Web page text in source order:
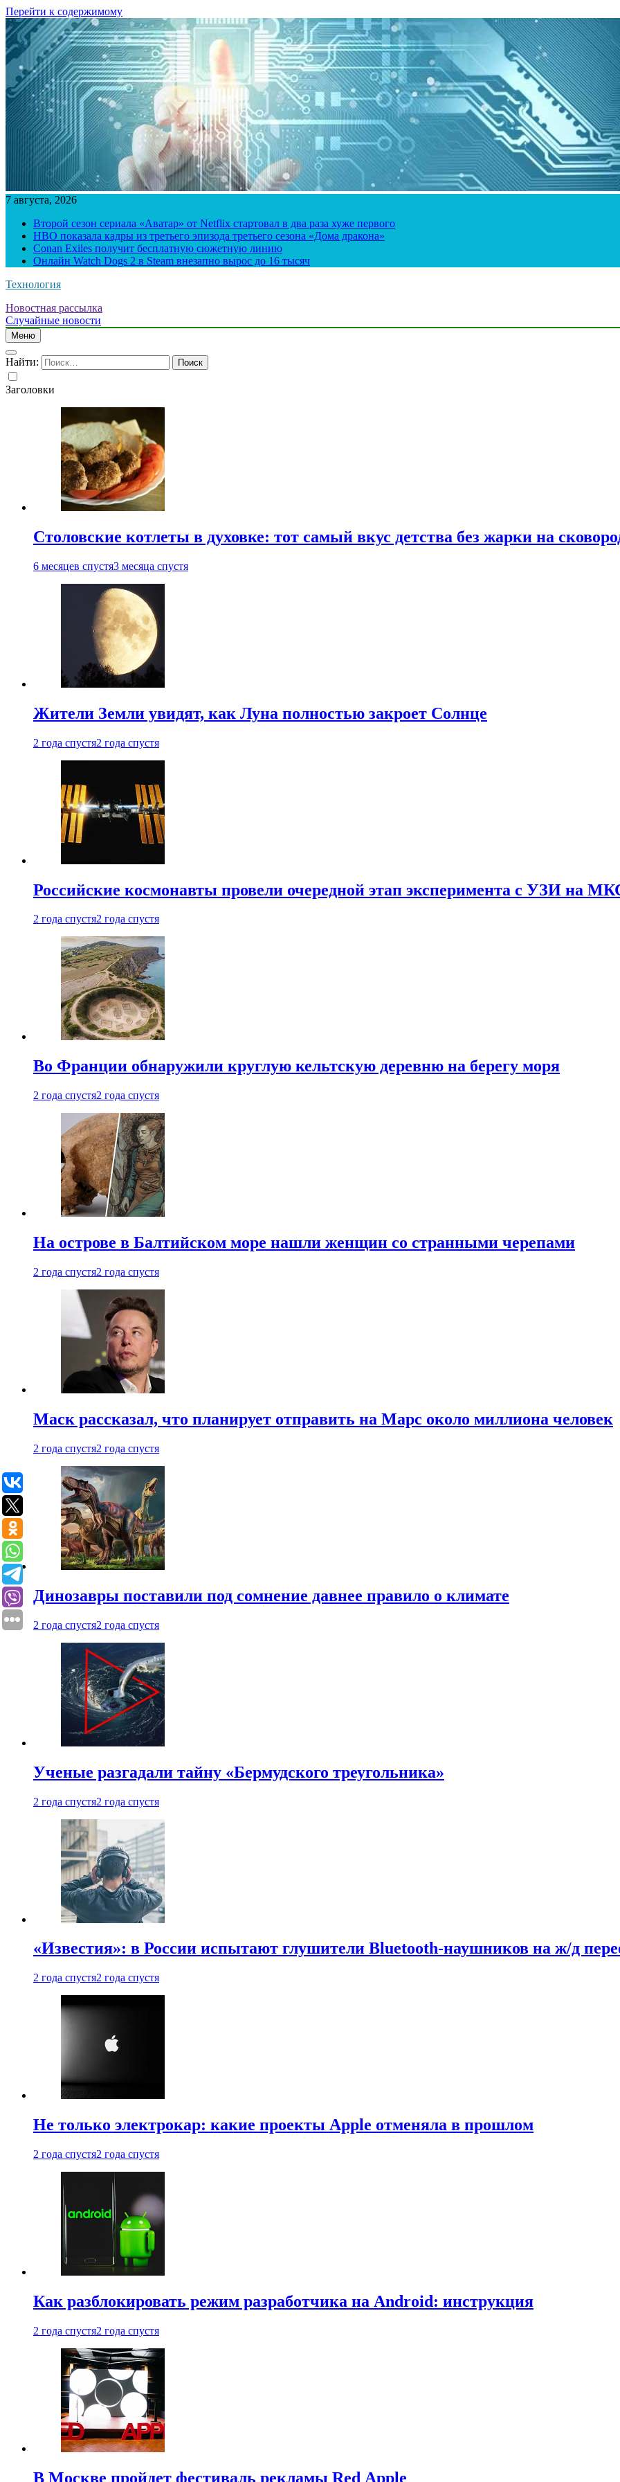
Перейти к содержимому
7 августа, 2026
Второй сезон сериала «Аватар» от Netflix стартовал в два раза хуже первого
HBO показала кадры из третьего эпизода третьего сезона «Дома дракона»
Conan Exiles получит бесплатную сюжетную линию
Онлайн Watch Dogs 2 в Steam внезапно вырос до 16 тысяч
Технология
Новостная рассылка
Случайные новости
Меню
Найти:
Заголовки
Столовские котлеты в духовке: тот самый вкус детства без жарки на
6 месяцев спустя3 месяца спустя
Жители Земли увидят, как Луна полностью закроет Солнце
2 года спустя2 года спустя
Российские космонавты провели очередной этап эксперимента с УЗИ на
2 года спустя2 года спустя
Во Франции обнаружили круглую кельтскую деревню на берегу моря
2 года спустя2 года спустя
На острове в Балтийском море нашли женщин со странными черепами
2 года спустя2 года спустя
Маск рассказал, что планирует отправить на Марс около миллиона человек
2 года спустя2 года спустя
Динозавры поставили под сомнение давнее правило о климате
2 года спустя2 года спустя
Ученые разгадали тайну «Бермудского треугольника»
2 года спустя2 года спустя
«Известия»: в России испытают глушители Bluetooth-наушников на ж/д
2 года спустя2 года спустя
Не только электрокар: какие проекты Apple отменяла в прошлом
2 года спустя2 года спустя
Как разблокировать режим разработчика на Android: инструкция
2 года спустя2 года спустя
В Москве пройдет фестиваль рекламы Red Apple